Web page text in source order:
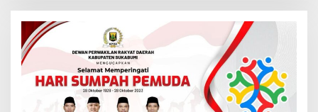
i
u
n
t
u
k